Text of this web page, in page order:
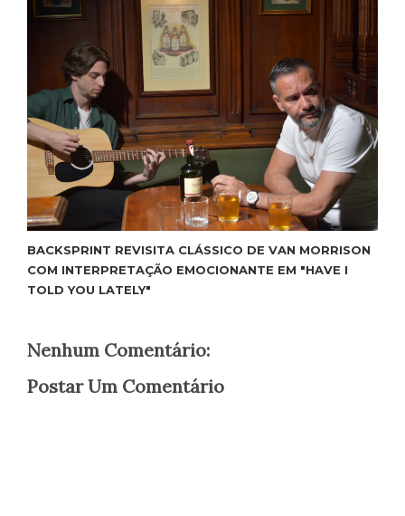
BACKSPRINT REVISITA CLÁSSICO DE VAN MORRISON
COM INTERPRETAÇÃO EMOCIONANTE EM "HAVE I
TOLD YOU LATELY"
Nenhum Comentário:
Postar Um Comentário